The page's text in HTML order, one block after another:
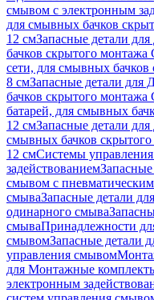
смывом с электронным
для смывных бачков
12 смЗапасные детали
бачков скрытого монтажа
сети, для смывных
8 смЗапасные детали для
бачков скрытого монтажа
батарей, для смывных
12 смЗапасные детали
смывных бачков
12 смСистемы
задействованием
смывом с
смываЗапасные детали
одинарного смыва
смываПринадлежности
смывомЗапасные детали
управления смывом
для Монтажные
электронным